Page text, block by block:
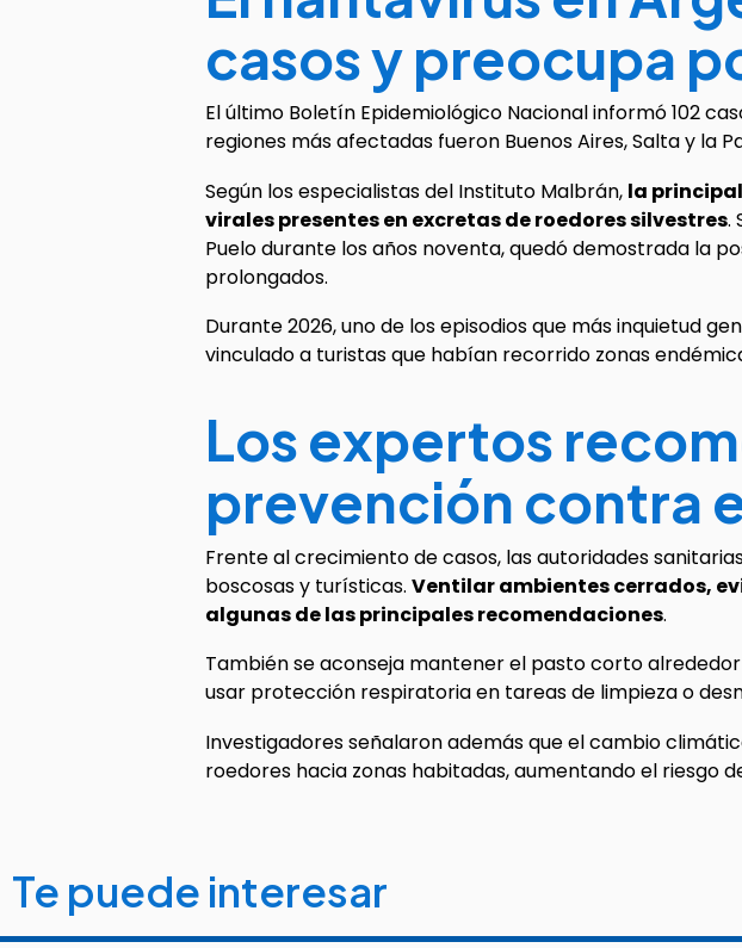
casos y preocupa
El último Boletín Epidemiológico Nacional informó 102
regiones más afectadas fueron Buenos Aires, Salta y la
Según los especialistas del Instituto Malbrán, la
virales presentes en excretas de roedores silvestres.
Puelo durante los años noventa, quedó demostrada la
prolongados.
Durante 2026, uno de los episodios que más inquietud
vinculado a turistas que habían recorrido zonas
Los expertos
prevención contra
Frente al crecimiento de casos, las autoridades
boscosas y turísticas. Ventilar ambientes cerrados,
algunas de las principales recomendaciones.
También se aconseja mantener el pasto corto
usar protección respiratoria en tareas de limpieza o
Investigadores señalaron además que el cambio
roedores hacia zonas habitadas, aumentando el riesgo
Te puede interesar